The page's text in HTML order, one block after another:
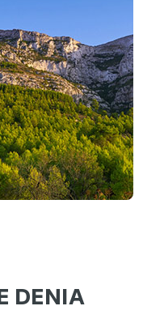
DENIA